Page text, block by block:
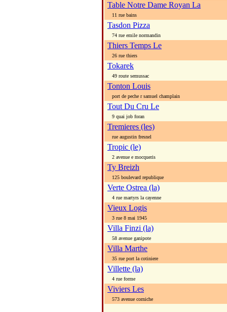
Table Notre Dame Royan La
11 rue bains
Tasdon Pizza
74 rue emile normandin
Thiers Temps Le
26 rue thiers
Tokarek
49 route semussac
Tonton Louis
port de peche r samuel champlain
Tout Du Cru Le
9 quai job foran
Tremieres (les)
rue augustin fresnel
Tropic (le)
2 avenue e mocqueris
Ty Breizh
125 boulevard republique
Verte Ostrea (la)
4 rue martyrs la cayenne
Vieux Logis
3 rue 8 mai 1945
Villa Finzi (la)
58 avenue ganipote
Villa Marthe
35 rue port la cotiniere
Villette (la)
4 rue forme
Viviers Les
573 avenue corniche